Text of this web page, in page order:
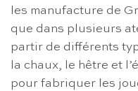
les manufacture de
que dans plusieurs
partir de différents
la chaux, le hêtre et
pour fabriquer les